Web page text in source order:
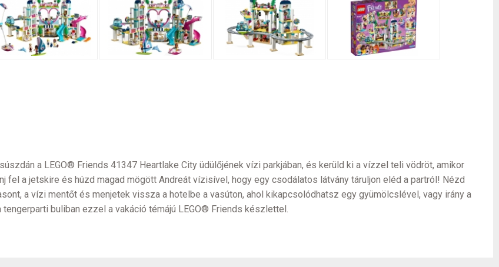
a LEGO® Friends 41347 Heartlake City üdülőjének vízi parkjában, és kerüld ki a vízzel teli vödröt, amikor
fel a jetskire és húzd magad mögött Andreát vízisível, hogy egy csodálatos látvány táruljon eléd a partról! Nézd
a vízi mentőt és menjetek vissza a hotelbe a vasúton, ahol kikapcsolódhatsz egy gyümölcslével, vagy irány a
buliban ezzel a vakáció témájú LEGO® Friends készlettel.